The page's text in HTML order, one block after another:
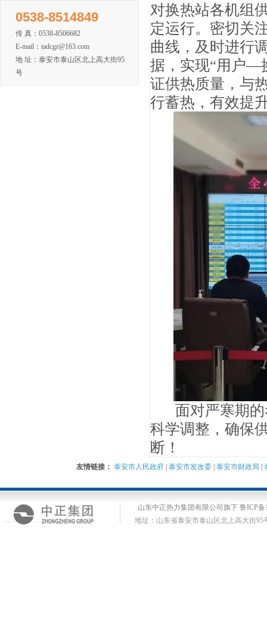
0538-8514849
传 真：0538-8506682
E-mail：tadcgr@163.com
地 址：泰安市泰山区北上高大街95
号
对换热站各机组
定运行。密切关
曲线，及时进行
据，实现“用户—
证供热质量，与
行蓄热，有效提
面对严寒期的
科学调整，确保
断！
友情链接： 泰安市人民政府 |泰安市发改委 |泰安市财政局 |
山东中正热力集团有限公司旗下 鲁ICP备
地址：山东省泰安市泰山区北上高大街95